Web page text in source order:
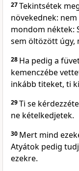
27Tekintsétek
növekednek:
mondom néktek:
sem öltözött úgy,
28 Ha pedig a
kemenczébe
inkább titeket, ti
29Ti se
ne kételkedjetek.
30 Mert mind
Atyátok pedig
ezekre.